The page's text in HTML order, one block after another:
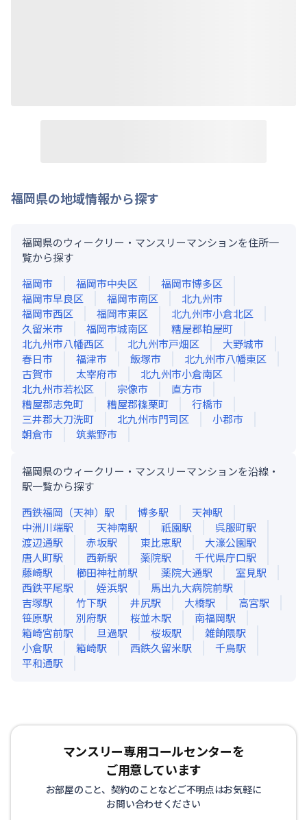
福岡県の地域情報から探す
福岡県のウィークリー・マンスリーマンションを住所一
覧から探す
福岡市
福岡市中央区
福岡市博多区
福岡市早良区
福岡市南区
北九州市
福岡市西区
福岡市東区
北九州市小倉北区
久留米市
福岡市城南区
糟屋郡粕屋町
北九州市八幡西区
北九州市戸畑区
大野城市
春日市
福津市 飯塚市
北九州市八幡東区
古賀市
太宰府市
北九州市小倉南区
北九州市若松区
宗像市
直方市
糟屋郡志免町
糟屋郡篠栗町
行橋市
三井郡大刀洗町
北九州市門司区
小郡市
朝倉市
筑紫野市
福岡県のウィークリー・マンスリーマンションを沿線・
駅一覧から探す
西鉄福岡（天神） 駅 博多駅 天神駅
中洲川端駅 天神南駅 祇園駅 呉服町駅
渡辺通駅 赤坂駅 東比恵駅 大濠公園駅
唐人町駅 西新駅 薬院駅 千代県庁口駅
藤崎駅 櫛田神社前駅 薬院大通駅 室見駅
西鉄平尾駅 姪浜駅 馬出九大病院前駅
吉塚駅 竹下駅 井尻駅 大橋駅 高宮駅
笹原駅 別府駅 桜並木駅 南福岡駅
箱崎宮前駅 旦過駅 桜坂駅 雑餉隈駅
小倉駅 箱崎駅 西鉄久留米駅 千鳥駅
平和通駅
マンスリー専用コールセンターを
ご用意しています
お部屋のこと、契約のことなどご不明点はお気軽に
お問い合わせください